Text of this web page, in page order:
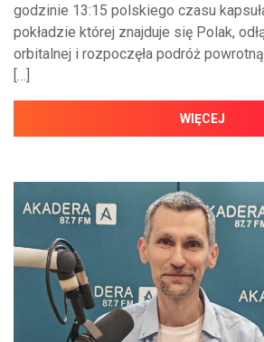
godzinie 13:15 polskiego czasu
pokładzie której znajduje się Polak,
orbitalnej i rozpoczęła podróż
[…]
WIĘCEJ